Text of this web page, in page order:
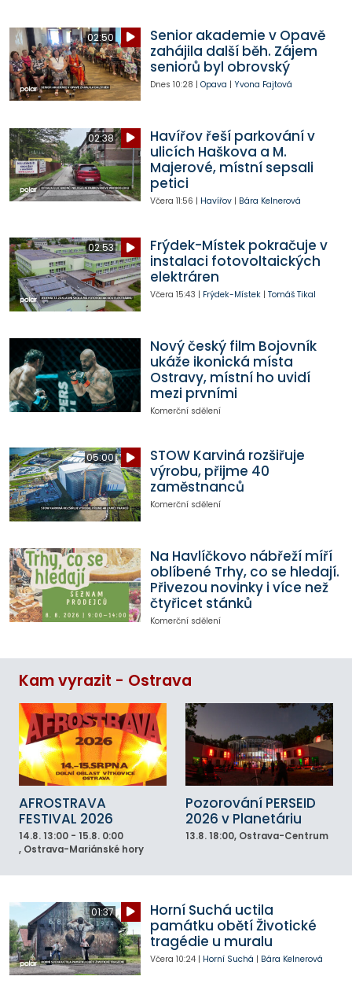
02:50
Senior akademie v Opavě
zahájila další běh. Zájem
seniorů byl obrovský
Dnes 10:28 | Opava | Yvona Fajtová
02:38
Havířov řeší parkování v
ulicích Haškova a M.
Majerové, místní sepsali
petici
Včera 11:56 | Havířov| Bára Kelnerová
02:53
Frýdek-Místek pokračuje v
instalaci fotovoltaických
elektráren
Včera 15:43 | Frýdek-Místek| Tomáš Tikal
Nový český film Bojovník
ukáže ikonická místa
Ostravy, místní ho uvidí
mezi prvními
Komerční sdělení
05:00
STOW Karviná rozšiřuje
výrobu, přijme 40
zaměstnanců
Komerční sdělení
Na Havlíčkovo nábřeží míří
oblíbené Trhy, co se hledají.
Přivezou novinky i více než
čtyřicet stánků
Komerční sdělení
Kam vyrazit - Ostrava
AFROSTRAVA
FESTIVAL 2026
14.8. 13:00 - 15.8. 0:00
, Ostrava-Mariánské hory
Pozorování PERSEID
2026 v Planetáriu
13.8. 18:00, Ostrava-Centrum
01:37
Horní Suchá uctila
památku obětí Životické
tragédie u muralu
Včera 10:24| Horní Suchá | Bára Kelnerová